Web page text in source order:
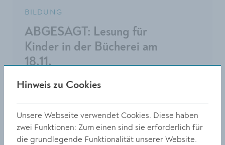
BILDUNG
ABGESAGT: Lesung für
Kinder in der Bücherei am
18.11.
KULTUR
Hinweis zu Cookies
Unsere Webseite verwendet Cookies. Diese haben
zwei Funktionen: Zum einen sind sie erforderlich für
die grundlegende Funktionalität unserer Website.